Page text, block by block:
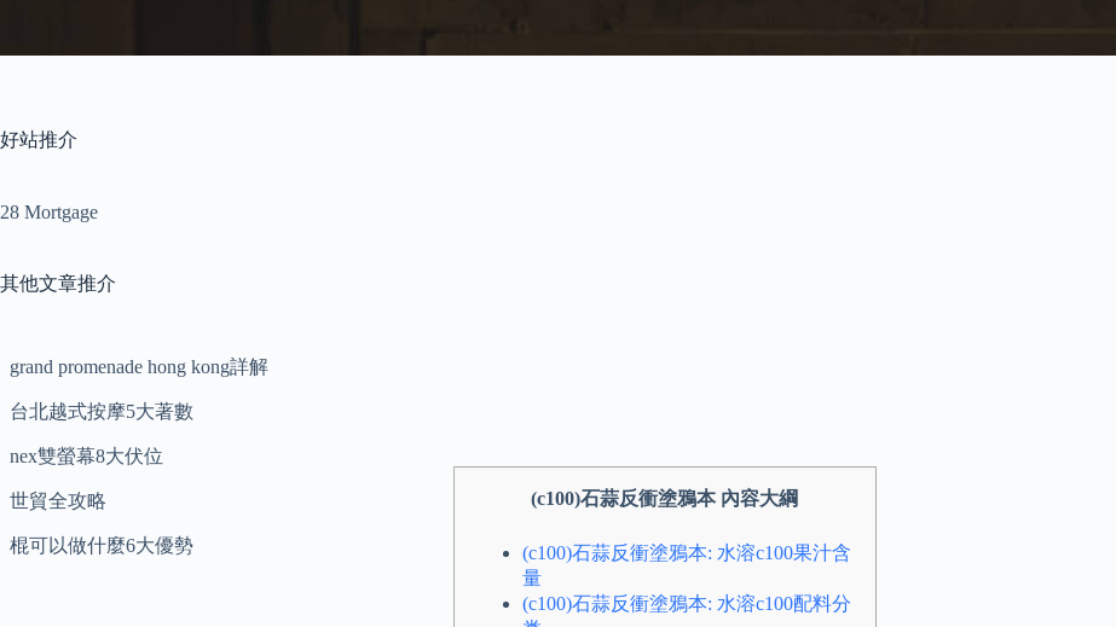
(c100)石蒜反衝塗鴉本 內容大綱
(c100)石蒜反衝塗鴉本: 水溶c100果汁含
量
(c100)石蒜反衝塗鴉本: 水溶c100配料分
好站推介
28 Mortgage
其他文章推介
grand promenade hong kong詳解
台北越式按摩5大著數
nex雙螢幕8大伏位
世貿全攻略
棍可以做什麼6大優勢